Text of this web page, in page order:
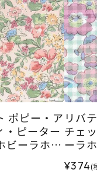
ポピー・ア
・ピーター
ビーラホビ
リバ
チェ
ーラ
¥374(